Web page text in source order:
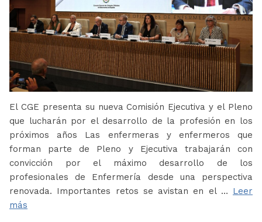
El CGE presenta su nueva Comisión Ejecutiva y el Pleno
que lucharán por el desarrollo de la profesión en los
próximos años Las enfermeras y enfermeros que
forman parte de Pleno y Ejecutiva trabajarán con
convicción por el máximo desarrollo de los
profesionales de Enfermería desde una perspectiva
renovada. Importantes retos se avistan en el … Leer
más